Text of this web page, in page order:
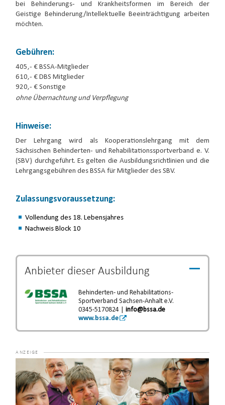
bei Behinderungs- und Krankheitsformen im Bereich der
Geistige Behinderung/Intellektuelle Beeinträchtigung arbeiten
möchten.
Gebühren:
405,- € BSSA-Mitglieder
610,- € DBS Mitglieder
920,- € Sonstige
ohne Übernachtung und Verpflegung
Hinweise:
Der Lehrgang wird als Kooperationslehrgang mit dem
Sächsischen Behinderten- und Rehabilitationssportverband e. V.
(SBV) durchgeführt. Es gelten die Ausbildungsrichtlinien und die
Lehrgangsgebühren des BSSA für Mitglieder des SBV.
Zulassungsvoraussetzung:
Vollendung des 18. Lebensjahres
Nachweis Block 10
Anbieter dieserAusbildung
Behinderten- und Rehabilitations-
Sportverband Sachsen-Anhalt e.V.
0345-5170824 | info@bssa.de
www.bssa.de
Player